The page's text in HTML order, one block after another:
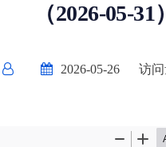
（2026-05-31）
2026-05-26 访问